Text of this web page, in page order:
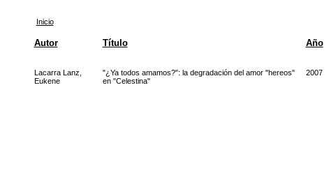
Inicio
Autor Título Año
Lacarra Lanz,
Eukene
"¿Ya todos amamos?": la degradación del amor "hereos"
en "Celestina"
2007